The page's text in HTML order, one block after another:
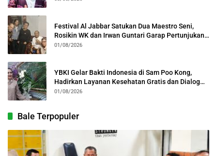
Festival Al Jabbar Satukan Dua Maestro Seni,
Rosikin WK dan Irwan Guntari Garap Pertunjukan
Kolosal
01/08/2026
YBKI Gelar Bakti Indonesia di Sam Poo Kong,
Hadirkan Layanan Kesehatan Gratis dan Dialog
Kebangsaan
01/08/2026
Bale Terpopuler